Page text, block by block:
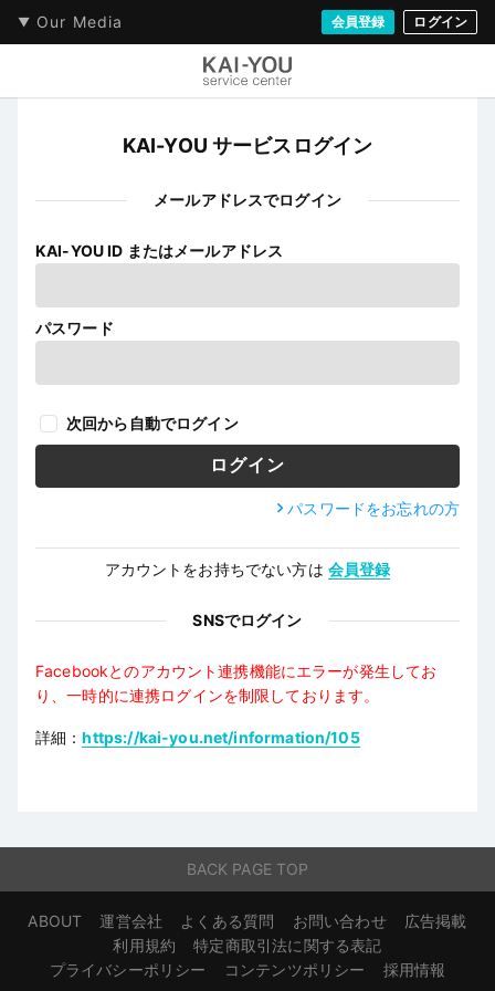
Our Media 会員登録 ログイン
KAI-YOU サービスログイン
メールアドレスでログイン
KAI-YOU ID またはメールアドレス
パスワード
次回から自動でログイン
パスワードをお忘れの方
アカウントをお持ちでない方は 会員登録
SNSでログイン
Facebookとのアカウント連携機能にエラーが発生してお
り、一時的に連携ログインを制限しております。
詳細：https://kai-you.net/information/105
BACK PAGE TOP
ABOUT 運営会社 よくある質問 お問い合わせ
広告掲載
利用規約
特定商取引法に関する表記
プライバシーポリシー
コンテンツポリシー 採用情報